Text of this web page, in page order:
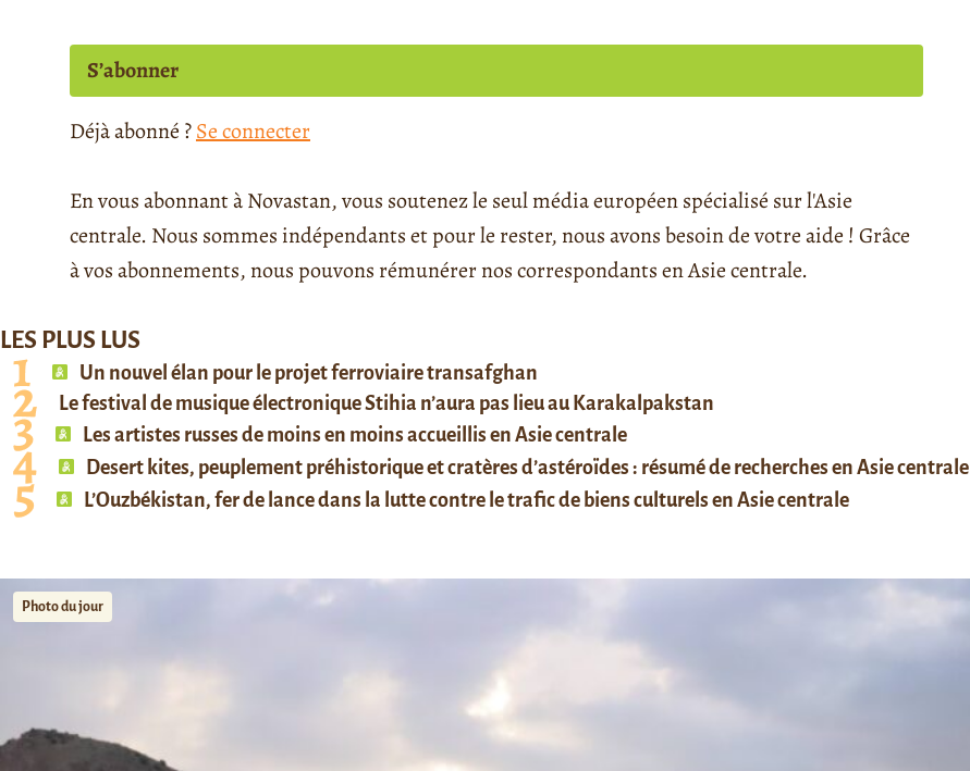
S’abonner
Déjà abonné ?Se connecter
En vous abonnant à Novastan, vous soutenez le seul média européen spécialisé sur l'Asie
centrale. Nous sommes indépendants et pour le rester, nous avons besoin de votre aide ! Grâce
à vos abonnements, nous pouvons rémunérer nos correspondants en Asie centrale.
LES PLUS LUS
Un nouvel élan pour le projet ferroviaire transafghan
Le festival de musique électronique Stihia n’aura pas lieu au Karakalpakstan
Les artistes russes de moins en moins accueillis en Asie centrale
Desert kites, peuplement préhistorique et cratères d’astéroïdes : résumé de recherches en Asie centrale
L’Ouzbékistan, fer de lance dans la lutte contre le trafic de biens culturels en Asie centrale
Photo du jour